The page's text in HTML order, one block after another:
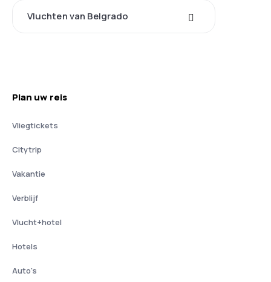
Vluchten van Belgrado
Plan uw reis
Vliegtickets
Citytrip
Vakantie
Verblijf
Vlucht+hotel
Hotels
Auto's